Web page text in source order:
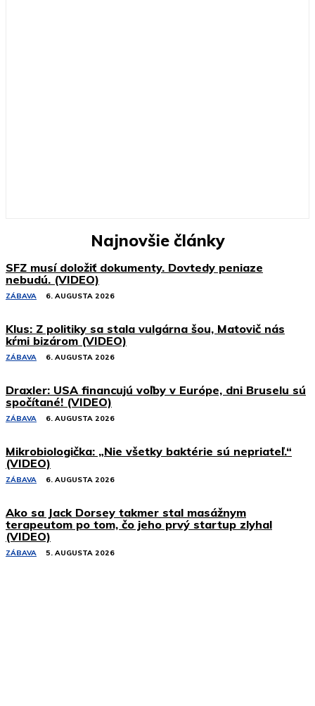
Najnovšie články
SFZ musí doložiť dokumenty. Dovtedy peniaze
nebudú. (VIDEO)
ZÁBAVA 6. AUGUSTA 2026
Klus: Z politiky sa stala vulgárna šou, Matovič nás
kŕmi bizárom (VIDEO)
ZÁBAVA 6. AUGUSTA 2026
Draxler: USA financujú voľby v Európe, dni Bruselu sú
spočítané! (VIDEO)
ZÁBAVA 6. AUGUSTA 2026
Mikrobiologička: „Nie všetky baktérie sú nepriateľ.“
(VIDEO)
ZÁBAVA 6. AUGUSTA 2026
Ako sa Jack Dorsey takmer stal masážnym
terapeutom po tom, čo jeho prvý startup zlyhal
(VIDEO)
ZÁBAVA 5. AUGUSTA 2026